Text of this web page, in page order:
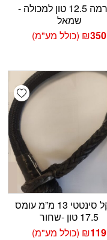
וו הרמה 12.5 טון למכולה -
שמאל
₪350 (כולל מע"מ)
שאקל סינטטי 13 מ”מ עומס
17.5 טון -שחור
₪119 (כולל מע"מ)